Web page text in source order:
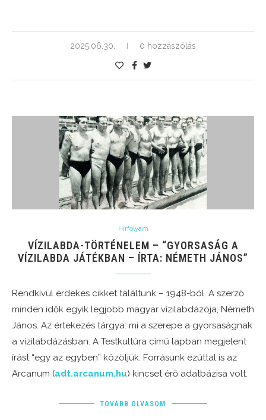
2025.06.30. 0 hozzászólás
Hírfolyam
VÍZILABDA-TÖRTÉNELEM – “GYORSASÁG A
VÍZILABDA JÁTÉKBAN – ÍRTA: NÉMETH JÁNOS”
Rendkívül érdekes cikket találtunk – 1948-ból. A szerző
minden idők egyik legjobb magyar vízilabdázója, Németh
János. Az értekezés tárgya: mi a szerepe a gyorsaságnak
a vízilabdázásban. A Testkultúra című lapban megjelent
írást “egy az egyben” közöljük. Forrásunk ezúttal is az
Arcanum (adt.arcanum.hu) kincset érő adatbázisa volt.
TOVÁBB OLVASOM